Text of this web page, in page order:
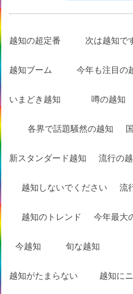
越知の超定番 次は越知で
越知ブーム 今年も注目の
いまどき越知 噂の越知
各界で話題騒然の越知
新スタンダード越知 流行の
越知しないでください 流
越知のトレンド 今年最大
今越知 旬な越知
越知がたまらない 越知に